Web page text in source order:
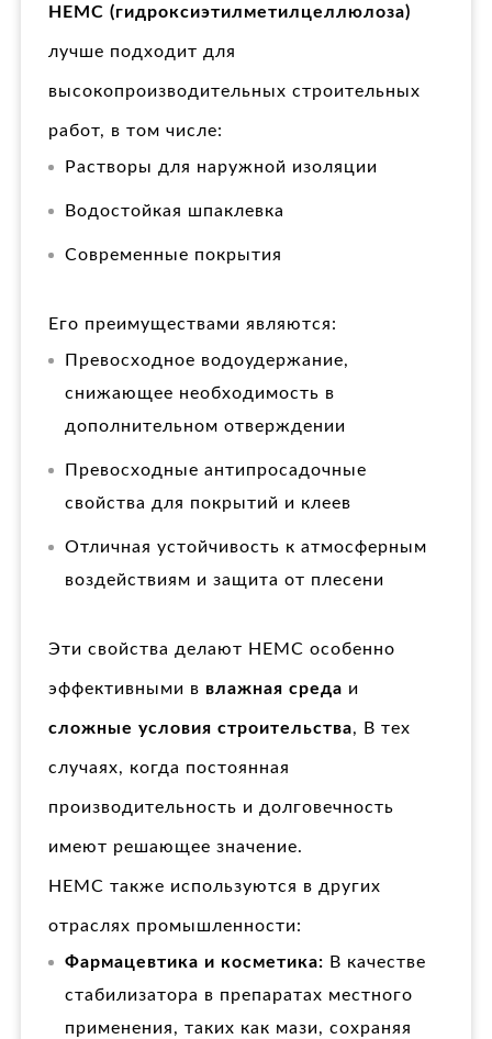
HEMC (гидроксиэтилметилцеллюлоза)
лучше подходит для
высокопроизводительных строительных
работ, в том числе:
Растворы для наружной изоляции
Водостойкая шпаклевка
Современные покрытия
Его преимуществами являются:
Превосходное водоудержание,
снижающее необходимость в
дополнительном отверждении
Превосходные антипросадочные
свойства для покрытий и клеев
Отличная устойчивость к атмосферным
воздействиям и защита от плесени
Эти свойства делают HEMC особенно
эффективными в влажная среда и
сложные условия строительства, В тех
случаях, когда постоянная
производительность и долговечность
имеют решающее значение.
HEMC также используются в других
отраслях промышленности:
Фармацевтика и косметика: В качестве
стабилизатора в препаратах местного
применения, таких как мази, сохраняя